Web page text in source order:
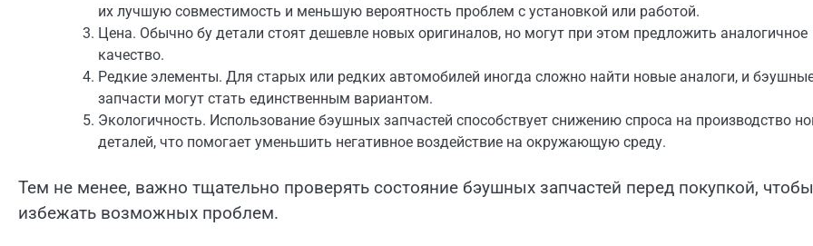
их лучшую совместимость и меньшую вероятность проблем с установкой или работой.
Цена. Обычно бу детали стоят дешевле новых оригиналов, но могут при этом предложить аналогичное
качество.
Редкие элементы. Для старых или редких автомобилей иногда сложно найти новые аналоги, и
запчасти могут стать единственным вариантом.
Экологичность. Использование бэушных запчастей способствует снижению спроса на производство
деталей, что помогает уменьшить негативное воздействие на окружающую среду.
Тем не менее, важно тщательно проверять состояние бэушных запчастей перед покупкой, чтобы
избежать возможных проблем.